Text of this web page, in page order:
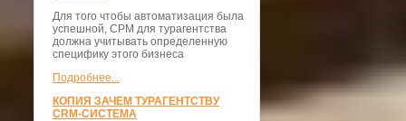
Для того чтобы автоматизация была
успешной, СРМ для турагентства
должна учитывать определенную
специфику этого бизнеса
Подробнее...
КОПИЯ ЗАЧЕМ ТУРАГЕНТСТВУ
CRM-СИСТЕМА